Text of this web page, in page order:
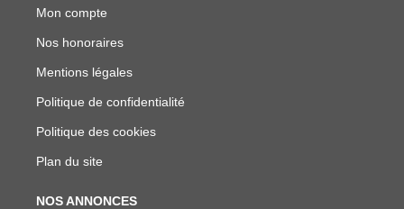
Mon compte
Nos honoraires
Mentions légales
Politique de confidentialité
Politique des cookies
Plan du site
NOS ANNONCES